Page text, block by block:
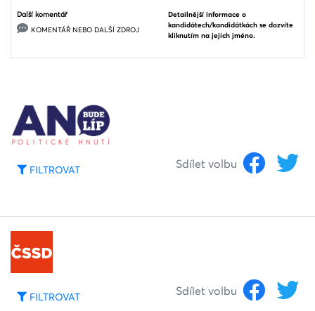
Další komentář
KOMENTÁŘ NEBO DALŠÍ ZDROJ
Detailnější informace o
kandidátech/kandidátkách se dozvíte
kliknutím na jejich jméno.
FILTROVAT Sdílet volbu
FILTROVAT Sdílet volbu